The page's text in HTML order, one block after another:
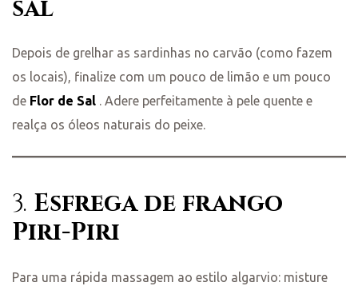
sal
Depois de grelhar as sardinhas no carvão (como fazem
os locais), finalize com um pouco de limão e um pouco
de Flor de Sal . Adere perfeitamente à pele quente e
realça os óleos naturais do peixe.
3. Esfrega de frango
Piri-Piri
Para uma rápida massagem ao estilo algarvio: misture